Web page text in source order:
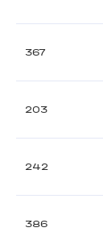
367
203
242
386